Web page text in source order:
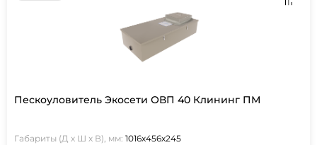
Пескоуловитель Экосети ОВП 40 Клининг ПМ
Габариты (Д х Ш х В), мм: 1016х456х245